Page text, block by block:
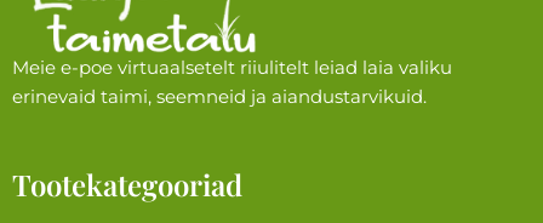
Meie e-poe virtuaalsetelt riiulitelt leiad laia valiku
erinevaid taimi, seemneid ja aiandustarvikuid.
Tootekategooriad